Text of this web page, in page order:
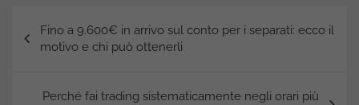
Navigazione
articoli
Fino a 9.600€ in arrivo sul conto per i separati: ecco il
motivo e chi può ottenerli
Perché fai trading sistematicamente negli orari più